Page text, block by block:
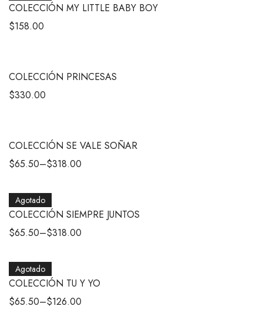
COLECCIÓN MY LITTLE BABY BOY
$158.00
COLECCIÓN PRINCESAS
$330.00
COLECCIÓN SE VALE SOÑAR
$65.50–$318.00
Agotado
COLECCIÓN SIEMPRE JUNTOS
$65.50–$318.00
Agotado
COLECCIÓN TU Y YO
$65.50–$126.00